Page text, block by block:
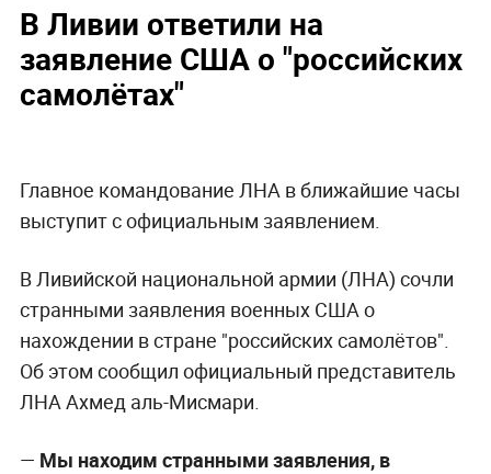
В Ливии ответили на
заявление США о "российских
самолётах"
Главное командование ЛНА в ближайшие часы
выступит с официальным заявлением.
В Ливийской национальной армии (ЛНА) сочли
странными заявления военных США о
нахождении в стране "российских самолётов".
Об этом сообщил официальный представитель
ЛНА Ахмед аль-Мисмари.
— Мы находим странными заявления, в